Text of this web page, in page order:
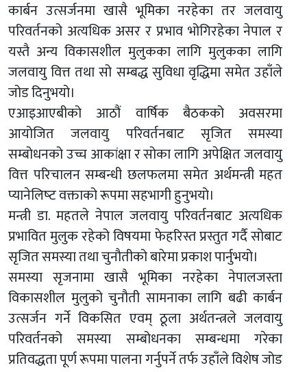
कार्बन उत्सर्जनमा खासै भूमिका नरहेका तर जलवायु
परिवर्तनको अत्यधिक असर र प्रभाव भोगिरहेका नेपाल र
यस्तै अन्य विकासशील मुलुकका लागि मुलुकका लागि
जलवायु वित्त तथा सो सम्बद्ध सुविधा वृद्धिमा समेत उहाँले
जोड दिनुभयो।
एआइआएबीको आठौं वार्षिक बैठकको अवसरमा
आयोजित जलवायु परिवर्तनबाट सृजित समस्या
सम्बोधनको उच्च आकांक्षा र सोका लागि अपेक्षित जलवायु
वित्त परिचालन सम्बन्धी छलफलमा समेत अर्थमन्त्री महत
प्यानेलिष्‍ट वक्ताको रूपमा सहभागी हुनुभयो।
मन्त्री डा. महतले नेपाल जलवायु परिवर्तनबाट अत्यधिक
प्रभावित मुलुक रहेको विषयमा फेहरिस्त प्रस्तुत गर्दै सोबाट
सृजित समस्या तथा चुनौतीको बारेमा प्रकाश पार्नुभयो।
समस्या सृजनामा खासै भूमिका नरहेका नेपालजस्ता
विकासशील मुलुको चुनौती सामनाका लागि बढी कार्बन
उत्सर्जन गर्ने विकसित एवम् ठूला अर्थतन्त्रले जलवायु
परिवर्तनको समस्या सम्बोधनका सम्बन्धमा गरेका
प्रतिवद्धता पूर्ण रूपमा पालना गर्नुपर्ने तर्फ उहाँले विशेष जोड